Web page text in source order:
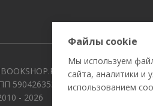
5904263531/590401001, ОГРН
- 2026
Файлы cookie
Мы используем
сайта, аналитики и
использованием